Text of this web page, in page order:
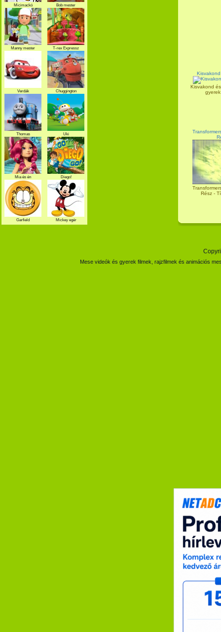
Kisvakond
Rész -
Micimackó Bob mester
Manny mester T-rex Expressz
Verdák Chuggington
Thomas Uki
Mia és én Diego!
Garfield Mickey egér
Mese videók és gyerek filmek, rajzfilmek és animációs